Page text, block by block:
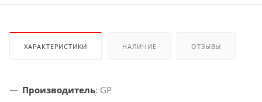
ХАРАКТЕРИСТИКИ НАЛИЧИЕ ОТЗЫВЫ
Производитель: GP